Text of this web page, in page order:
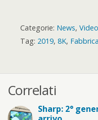
Categorie: News, Video
Tag: 2019, 8K,
Correlati
Sharp: 2°